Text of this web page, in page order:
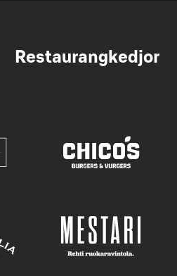
Restaurangkedjor